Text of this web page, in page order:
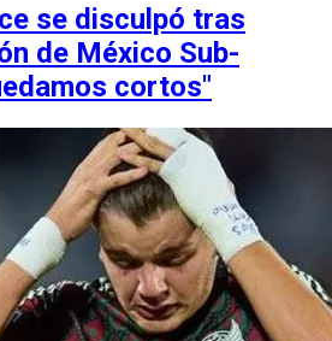
se disculpó tras
de México Sub-
cortos"